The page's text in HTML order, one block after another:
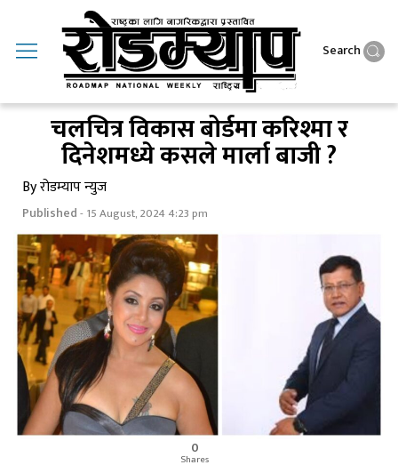
Search
चलचित्र विकास बोर्डमा करिश्मा र
दिनेशमध्ये कसले मार्ला बाजी ?
By रोडम्याप न्युज
Published- 15 August, 2024 4:23 pm
0
Shares